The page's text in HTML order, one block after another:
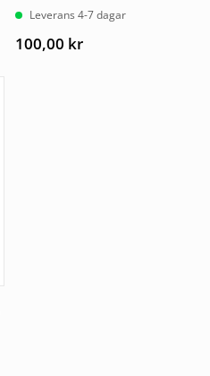
Leverans 4-7 dagar
100,00 kr